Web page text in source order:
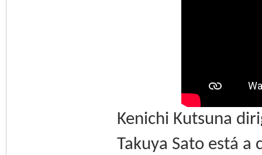
Kenichi Kutsuna
Takuya Sato está a